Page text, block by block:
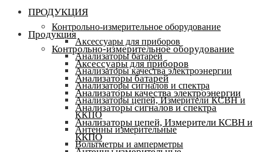
ПРОДУКЦИЯ
Контрольно-измерительное оборудование
Аксессуары для приборов
Анализаторы батарей
Анализаторы качества электроэнергии
Анализаторы сигналов и спектра
Анализаторы цепей, Измерители КСВН и
ККПО
Антенны измерительные
Вольтметры и амперметры
Продукция
Контрольно-измерительное оборудование
Аксессуары для приборов
Анализаторы батарей
Анализаторы качества электроэнергии
Анализаторы сигналов и спектра
Анализаторы цепей, Измерители КСВН и
ККПО